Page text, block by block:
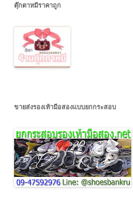
ตุ๊กตาหมีราคาถูก
ขายส่งรองเท้ามือสองแบบยกกระสอบ